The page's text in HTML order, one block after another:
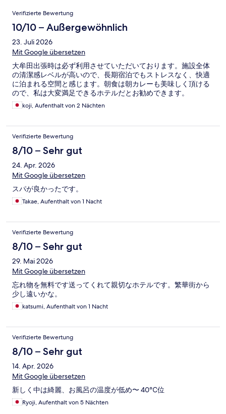
Bewertungen
Verifizierte Bewertung
10/10 – Außergewöhnlich
23. Juli 2026
Mit Google übersetzen
大牟田出張時は必ず利用させていただいております。施設全体
の清潔感レベルが高いので、長期宿泊でもストレスなく、快適
に泊まれる空間と感じます。朝食は朝カレーも美味しく頂ける
ので、私は大変満足できるホテルだとお勧めできます。
koji, Aufenthalt von 2 Nächten
Verifizierte Bewertung
8/10 – Sehr gut
24. Apr. 2026
Mit Google übersetzen
スパが良かったです。
Takae, Aufenthalt von 1 Nacht
Verifizierte Bewertung
8/10 – Sehr gut
29. Mai 2026
Mit Google übersetzen
忘れ物を無料です送ってくれて親切なホテルです。繁華街から
少し遠いかな。
katsumi, Aufenthalt von 1 Nacht
Verifizierte Bewertung
8/10 – Sehr gut
14. Apr. 2026
Mit Google übersetzen
新しく中は綺麗、お風呂の温度が低め〜 40℃位
Ryoji, Aufenthalt von 5 Nächten